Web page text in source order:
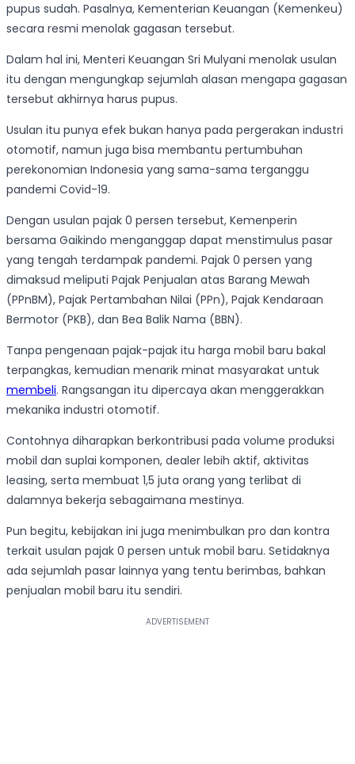
pupus sudah. Pasalnya, Kementerian Keuangan (Kemenkeu)
secara resmi menolak gagasan tersebut.
Dalam hal ini, Menteri Keuangan Sri Mulyani menolak usulan
itu dengan mengungkap sejumlah alasan mengapa gagasan
tersebut akhirnya harus pupus.
Usulan itu punya efek bukan hanya pada pergerakan industri
otomotif, namun juga bisa membantu pertumbuhan
perekonomian Indonesia yang sama-sama terganggu
pandemi Covid-19.
Dengan usulan pajak 0 persen tersebut, Kemenperin
bersama Gaikindo menganggap dapat menstimulus pasar
yang tengah terdampak pandemi. Pajak 0 persen yang
dimaksud meliputi Pajak Penjualan atas Barang Mewah
(PPnBM), Pajak Pertambahan Nilai (PPn), Pajak Kendaraan
Bermotor (PKB), dan Bea Balik Nama (BBN).
Tanpa pengenaan pajak-pajak itu harga mobil baru bakal
terpangkas, kemudian menarik minat masyarakat untuk
membeli. Rangsangan itu dipercaya akan menggerakkan
mekanika industri otomotif.
Contohnya diharapkan berkontribusi pada volume produksi
mobil dan suplai komponen, dealer lebih aktif, aktivitas
leasing, serta membuat 1,5 juta orang yang terlibat di
dalamnya bekerja sebagaimana mestinya.
Pun begitu, kebijakan ini juga menimbulkan pro dan kontra
terkait usulan pajak 0 persen untuk mobil baru. Setidaknya
ada sejumlah pasar lainnya yang tentu berimbas, bahkan
penjualan mobil baru itu sendiri.